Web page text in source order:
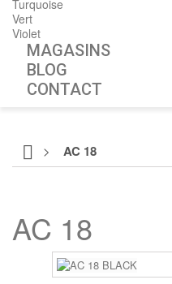
Turquoise
Vert
Violet
MAGASINS
BLOG
CONTACT
> AC 18
AC 18